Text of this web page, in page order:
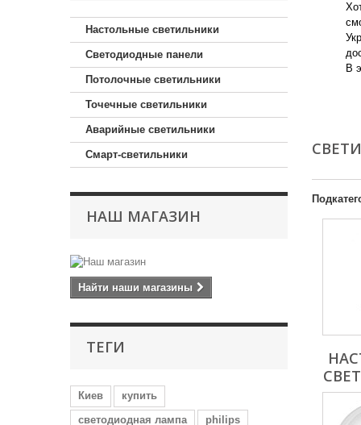
Настольные светильники
Светодиодные панели
Потолочные светильники
Точечные светильники
Аварийные светильники
Смарт-светильники
НАШ МАГАЗИН
Найти наши магазины
ТЕГИ
Киев
купить
светодиодная лампа
philips
В